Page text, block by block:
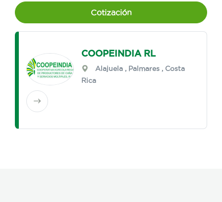
Cotización
COOPEINDIA RL
Alajuela , Palmares , Costa
Rica